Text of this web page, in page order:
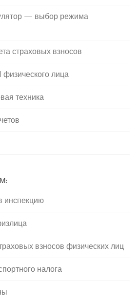
— выбор режима
страховых взносов
лица
техника
инспекцию
взносов физических лиц
налога